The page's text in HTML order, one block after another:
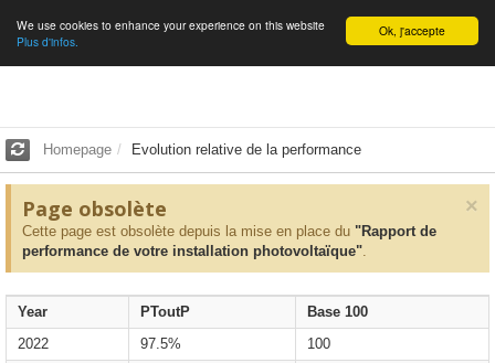
English Ok, j'accepte
We use cookies to enhance your experience on this website
Plus d'infos.
Homepage Evolution relative de la performance
×
Page obsolète
Cette page est obsolète depuis la mise en place du "Rapport de
performance de votre installation photovoltaïque".
Year PToutP
Base 100
2022
97.5%
100